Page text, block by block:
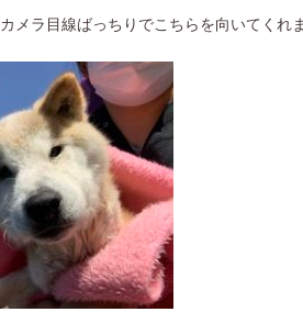
カメラ目線ばっちりでこちらを向いてくれ